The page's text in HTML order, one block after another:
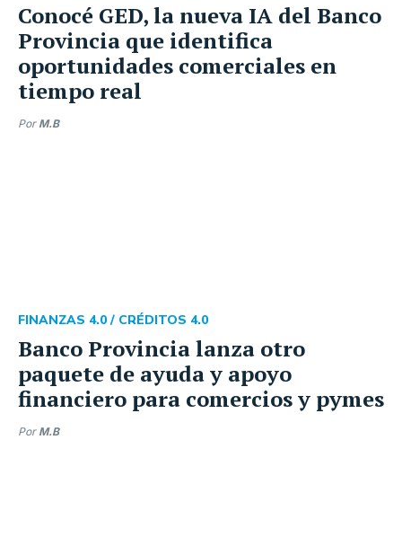
Conocé GED, la nueva IA del Banco
Provincia que identifica
oportunidades comerciales en
tiempo real
Por M.B
Banco Provincia lanza otro
paquete de ayuda y apoyo
financiero para comercios y pymes
FINANZAS 4.0 / CRÉDITOS 4.0
Por M.B